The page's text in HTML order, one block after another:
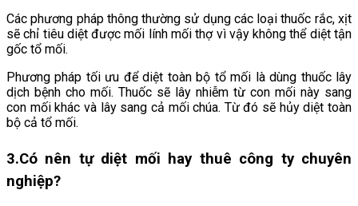
Các phương pháp thông thường sử dụng các loại thuốc rắc, xịt
sẽ chỉ tiêu diệt được mối lính mối thợ vì vậy không thể diệt tận
gốc tổ mối.
Phương pháp tối ưu để diệt toàn bộ tổ mối là dùng thuốc lây
dịch bệnh cho mối. Thuốc sẽ lây nhiễm từ con mối này sang
con mối khác và lây sang cả mối chúa. Từ đó sẽ hủy diệt toàn
bộ cả tổ mối.
3.Có nên tự diệt mối hay thuê công ty chuyên
nghiệp?